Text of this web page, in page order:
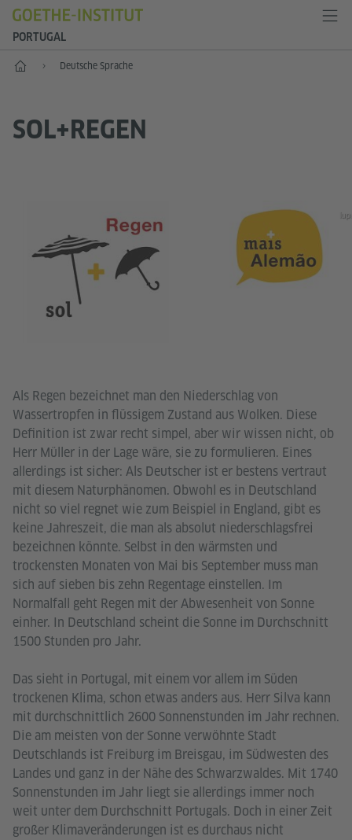
PORTUGAL
Start Deutsche Sprache
SOL+REGEN
Als Regen bezeichnet man den Niederschlag von
Wassertropfen in flüssigem Zustand aus Wolken. Diese
Definition ist zwar recht simpel, aber wir wissen nicht, ob
Herr Müller in der Lage wäre, sie zu formulieren. Eines
allerdings ist sicher: Als Deutscher ist er bestens vertraut
mit diesem Naturphänomen. Obwohl es in Deutschland
nicht so viel regnet wie zum Beispiel in England, gibt es
keine Jahreszeit, die man als absolut niederschlagsfrei
bezeichnen könnte. Selbst in den wärmsten und
trockensten Monaten von Mai bis September muss man
sich auf sieben bis zehn Regentage einstellen. Im
Normalfall geht Regen mit der Abwesenheit von Sonne
einher. In Deutschland scheint die Sonne im Durchschnitt
1500 Stunden pro Jahr.
Das sieht in Portugal, mit einem vor allem im Süden
trockenen Klima, schon etwas anders aus. Herr Silva kann
mit durchschnittlich 2600 Sonnenstunden im Jahr rechnen.
Die am meisten von der Sonne verwöhnte Stadt
Deutschlands ist Freiburg im Breisgau, im Südwesten des
Landes und ganz in der Nähe des Schwarzwaldes. Mit 1740
Sonnenstunden im Jahr liegt sie allerdings immer noch
weit unter dem Durchschnitt Portugals. Doch in einer Zeit
großer Klimaveränderungen ist es durchaus nicht